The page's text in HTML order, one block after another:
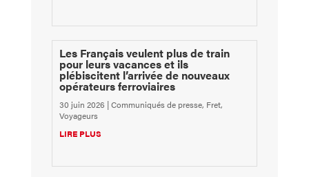
Les Français veulent plus de train
pour leurs vacances et ils
plébiscitent l’arrivée de nouveaux
opérateurs ferroviaires
30 juin 2026 |Communiqués de presse, Fret,
Voyageurs
LIRE PLUS